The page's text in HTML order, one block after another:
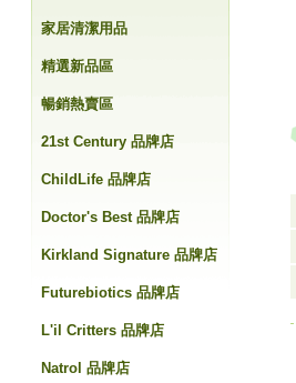
家居清潔用品
精選新品區
暢銷熱賣區
21st Century 品牌店
ChildLife 品牌店
Doctor's Best 品牌店
Kirkland Signature 品牌店
Futurebiotics 品牌店
L'il Critters 品牌店
Natrol 品牌店